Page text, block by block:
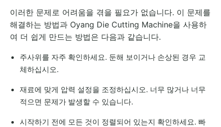
이러한 문제로 어려움을 겪을 필요가 없습니다. 이 문제를
해결하는 방법과 Oyang Die Cutting Machine을 사용하
여 더 쉽게 만드는 방법은 다음과 같습니다.
주사위를 자주 확인하세요. 둔해 보이거나 손상된 경우 교
체하십시오.
재료에 맞게 압력 설정을 조정하십시오. 너무 많거나 너무
적으면 문제가 발생할 수 있습니다.
시작하기 전에 모든 것이 정렬되어 있는지 확인하세요. 빠